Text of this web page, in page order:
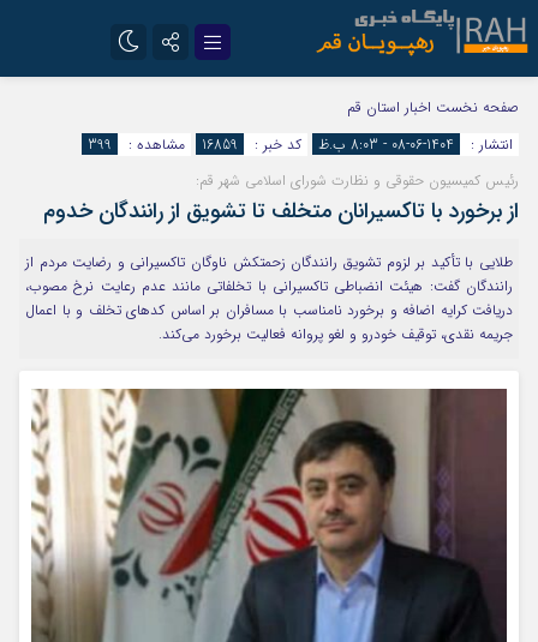
تلگرام
ایتا
صفحه نخست اخبار استان قم
انتشار :
1404-06-08 - 8:03 ب.ظ کد خبر : 16859 مشاهده :
399
رئیس کمیسیون حقوقی و نظارت شورای اسلامی شهر قم:
از برخورد با تاکسیرانان متخلف تا تشویق از رانندگان خدوم
طلایی با تأکید بر لزوم تشویق رانندگان زحمتکش ناوگان تاکسیرانی و رضایت مردم از
رانندگان گفت: هیئت انضباطی تاکسیرانی با تخلفاتی مانند عدم رعایت نرخ مصوب،
دریافت کرایه اضافه و برخورد نامناسب با مسافران بر اساس کدهای تخلف و با اعمال
جریمه نقدی، توقیف خودرو و لغو پروانه فعالیت برخورد می‌کند.